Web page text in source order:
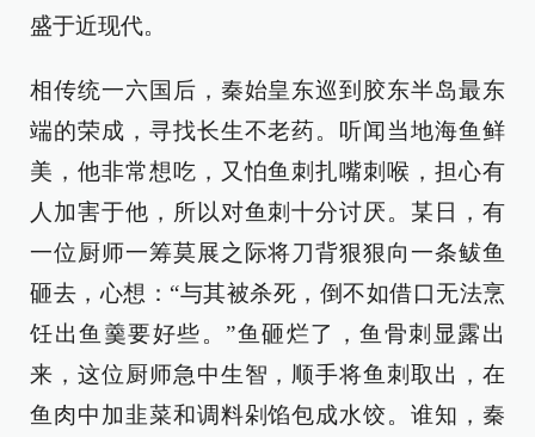
盛于近现代。
相传统一六国后，秦始皇东巡到胶东半岛最东
端的荣成，寻找长生不老药。听闻当地海鱼鲜
美，他非常想吃，又怕鱼刺扎嘴刺喉，担心有
人加害于他，所以对鱼刺十分讨厌。某日，有
一位厨师一筹莫展之际将刀背狠狠向一条鲅鱼
砸去，心想：“与其被杀死，倒不如借口无法烹
饪出鱼羹要好些。”鱼砸烂了，鱼骨刺显露出
来，这位厨师急中生智，顺手将鱼刺取出，在
鱼肉中加韭菜和调料剁馅包成水饺。谁知，秦